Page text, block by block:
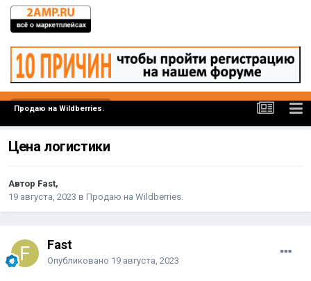
Продаю на Wildberries.
Цена логистики
Автор Fast,
19 августа, 2023 в Продаю на Wildberries.
Fast
Опубликовано 19 августа, 2023